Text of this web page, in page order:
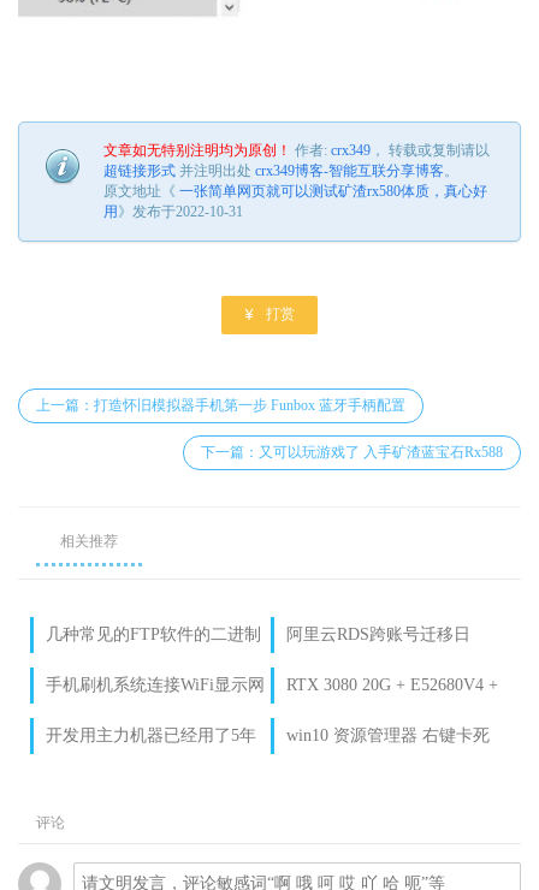
文章如无特别注明均为原创！ 作者: crx349 ， 转载或复制请以
超链接形式 并注明出处 crx349博客-智能互联分享博客。
原文地址《 一张简单网页就可以测试矿渣rx580体质，真心好
用 》发布于2022-10-31
 打赏
上一篇：打造怀旧模拟器手机第一步 Funbox 蓝牙手柄配置
下一篇：又可以玩游戏了 入手矿渣蓝宝石Rx588
相关推荐
几种常见的FTP软件的二进制
阿里云RDS跨账号迁移日
记
手机刷机系统连接WiFi显示网
RTX 3080 20G + E52680V4 +
32G 内存 128K上下文 Qwen3.6
35b a3b 极限45-50t/s
开发用主力机器已经用了5年
win10 资源管理器 右键卡死
评论